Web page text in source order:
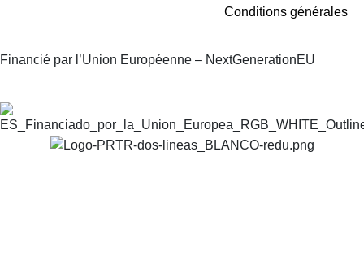
Conditions générales
Financié par l’Union Européenne – NextGenerationEU